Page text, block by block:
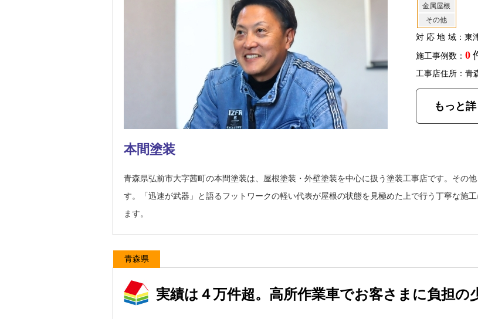
金属屋根
その他
対応地域：東
施工事例数： 0
工事店住所：青
もっと
本間塗装
青森県弘前市大字茜町の本間塗装は、屋根塗装・外壁塗装を中心に扱う塗装工事店です。その
す。「迅速が武器」と語るフットワークの軽い代表が屋根の状態を見極めた上で行う丁寧な施
ます。
青森県
実績は４万件超。高所作業車でお客さまに負担の